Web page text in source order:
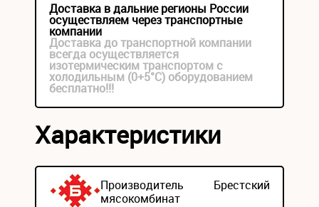
Доставка в дальние регионы России
осуществляем через транспортные
компании
Доставка до транспортной компании
всегда осуществляется
изотермическим транспортом с
холодильным (0+5°С) оборудованием
бесплатно!!!
Характеристики
Производитель Брестский
мясокомбинат